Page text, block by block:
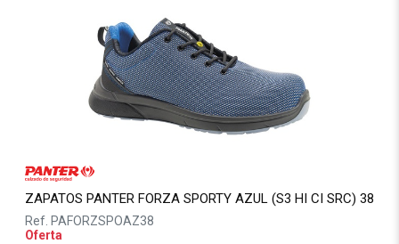
ZAPATOS PANTER FORZA SPORTY AZUL (S3 HI CI SRC) 38
Ref. PAFORZSPOAZ38
Oferta